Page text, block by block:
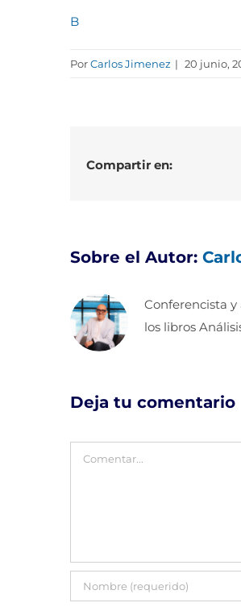
B
PorCarlos Jimenez | 20 junio,
Compartir en:
Sobre el Autor:
Conferencista
los libros
Deja tu comentario
Comentar